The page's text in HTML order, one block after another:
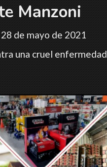
Manzoni
una cruel enfermedad
28 de mayo de 2021